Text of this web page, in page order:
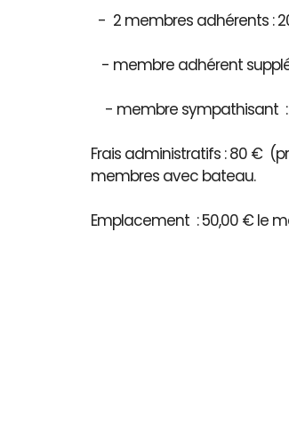
- 2 membres adhérents :
- membre adhérent
- membre sympathisant
Frais administratifs : 80 €
membres avec bateau.
Emplacement : 50,00 € le